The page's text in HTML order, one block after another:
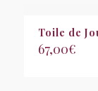
Toile de
67,00€